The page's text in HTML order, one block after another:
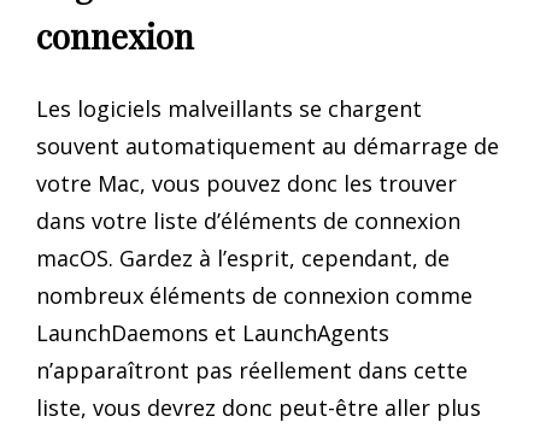
connexion
Les logiciels malveillants se chargent
souvent automatiquement au démarrage de
votre Mac, vous pouvez donc les trouver
dans votre liste d’éléments de connexion
macOS. Gardez à l’esprit, cependant, de
nombreux éléments de connexion comme
LaunchDaemons et LaunchAgents
n’apparaîtront pas réellement dans cette
liste, vous devrez donc peut-être aller plus